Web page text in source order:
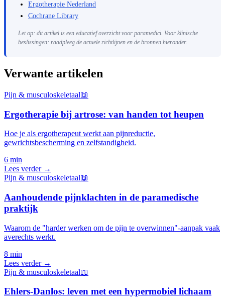
Ergotherapie Nederland
Cochrane Library
Let op: dit artikel is een educatief overzicht voor paramedici. Voor klinische
beslissingen: raadpleeg de actuele richtlijnen en de bronnen hieronder.
Verwante artikelen
Pijn & musculoskeletaal📖
Ergotherapie bij artrose: van handen tot heupen
Hoe je als ergotherapeut werkt aan pijnreductie,
gewrichtsbescherming en zelfstandigheid.
6 min
Lees verder →
Pijn & musculoskeletaal📖
Aanhoudende pijnklachten in de paramedische
praktijk
Waarom de "harder werken om de pijn te overwinnen"-aanpak vaak
averechts werkt.
8 min
Lees verder →
Pijn & musculoskeletaal📖
Ehlers-Danlos: leven met een hypermobiel lichaam